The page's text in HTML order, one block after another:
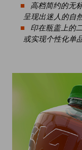
高档简约的无
呈现出迷人的自
印在瓶盖上的
或实现个性化单